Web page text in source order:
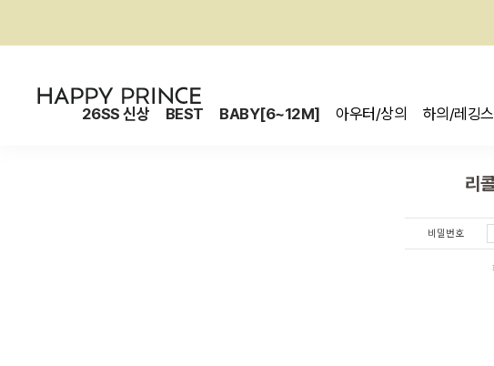
26SS 신상 BEST BABY[6~12M] 아우터/상의 하의/레깅스
리
비밀번호